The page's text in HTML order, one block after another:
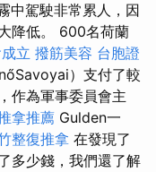
中駕駛非常累人，因
降低。 600名荷蘭
立 撥筋美容 台胞證
）支付了較
作為軍事委員會主
拿推薦 Gulden一
整復推拿 在發現了
多少錢，我們還了解